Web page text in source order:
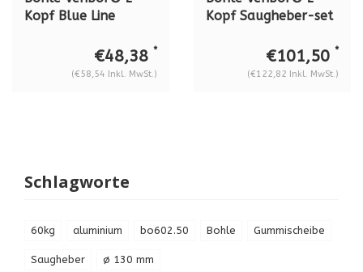
Kopf Blue Line
602.421 aus
Aluminium, 60 kg.
€48,38 *
(€58,54 Inkl. MwSt.)
Kopf Saugheber-set
Aluminium, 60 kg.
€101,50 *
(€122,82 Inkl. MwSt.)
Schlagworte
60kg aluminium bo602.50 Bohle Gummischeibe
Saugheber ø 130 mm